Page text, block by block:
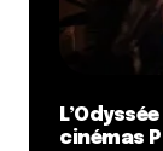
cinémas